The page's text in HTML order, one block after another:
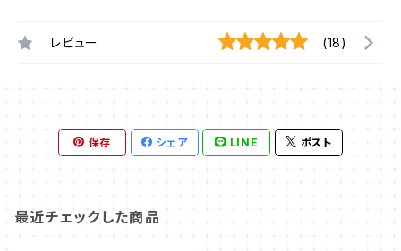
レビュー (18)
保存 シェア LINE ポスト
最近チェックした商品